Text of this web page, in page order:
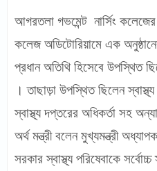
আগরতলা গভমেন্ট নার্সিং
কলেজ অডিটোরিয়ামে এক
প্রধান অতিথি হিসেবে উপস্থিত
। তাছাড়া উপস্থিত ছিলেন
স্বাস্থ্য দপ্তরের অধিকর্তা সহ
অর্থ মন্ত্রী বলেন মুখ্যমন্ত্রী
সরকার স্বাস্থ্য পরিষেবাকে